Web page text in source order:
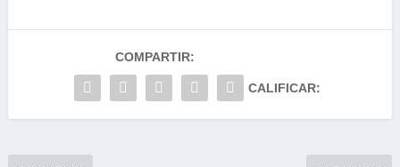
COMPARTIR:
CALIFICAR: